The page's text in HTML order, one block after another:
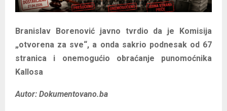
Branislav Borenović javno tvrdio da je Komisija
„otvorena za sve“, a onda sakrio podnesak od 67
stranica i onemogućio obraćanje punomoćnika
Kallosa
Autor: Dokumentovano.ba